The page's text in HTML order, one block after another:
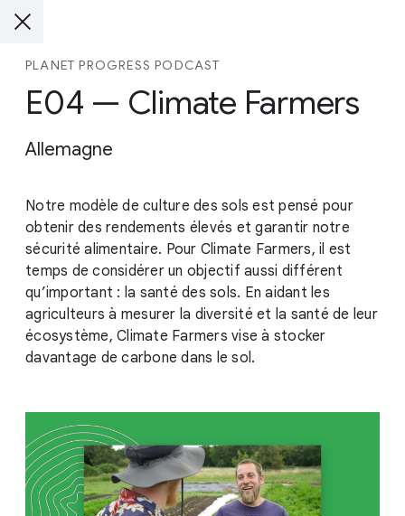
PLANET PROGRESS PODCAST
E04 — Climate Farmers
Allemagne
Notre modèle de culture des sols est pensé pour
obtenir des rendements élevés et garantir notre
sécurité alimentaire. Pour Climate Farmers, il est
temps de considérer un objectif aussi différent
qu’important : la santé des sols. En aidant les
agriculteurs à mesurer la diversité et la santé de leur
écosystème, Climate Farmers vise à stocker
davantage de carbone dans le sol.